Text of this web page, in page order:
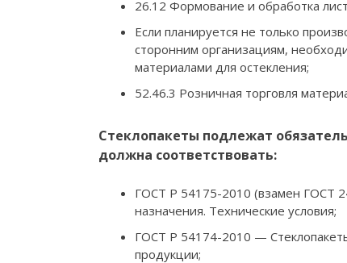
26.12 Формование и обработка
Если планируется не только
сторонним организациям,
материалами для остекления;
52.46.3 Розничная торговля
Стеклопакеты подлежат
должна соответствовать:
ГОСТ Р 54175-2010 (взамен ГОСТ
назначения. Технические условия;
ГОСТ Р 54174-2010 —
продукции;